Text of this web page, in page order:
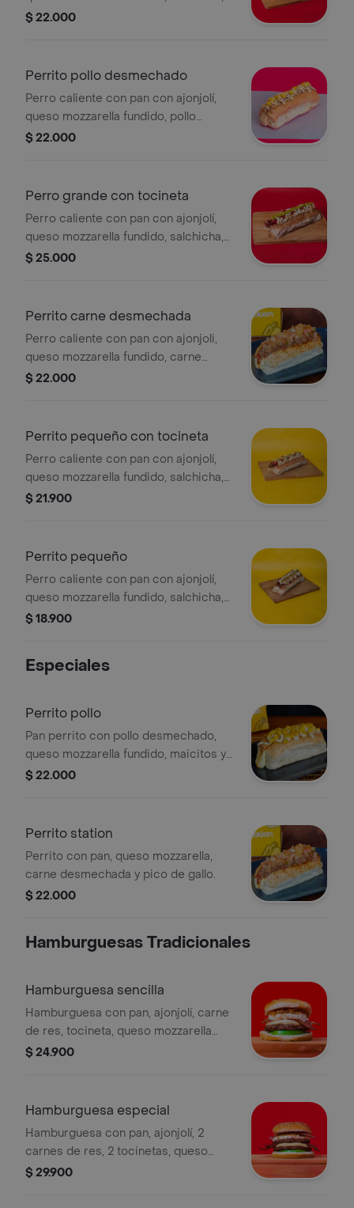
ensalada de repollo y ripio de papa .
$ 22.000
Perrito pollo desmechado
Perro caliente con pan con ajonjolí,
queso mozzarella fundido, pollo
desmechada en salsa de la casa y
$ 22.000
Perro grande con tocineta
Perro caliente con pan con ajonjolí,
queso mozzarella fundido, salchicha,
tocineta, ensalada de repollo y ripio
$ 25.000
Perrito carne desmechada
Perro caliente con pan con ajonjoli,
queso mozzarella fundido, carne
desmechada en salsa de la casa y
$ 22.000
Perrito pequeño con tocineta
Perro caliente con pan con ajonjolí,
queso mozzarella fundido, salchicha,
tocineta, ensalada de repollo.
$ 21.900
Perrito pequeño
Perro caliente con pan con ajonjolí,
queso mozzarella fundido, salchicha,
ensalada de repollo, ripio de papa.
$ 18.900
Especiales
Perrito pollo
Pan perrito con pollo desmechado,
queso mozzarella fundido, maicitos y
salsa de la casa.
$ 22.000
Perrito station
Perrito con pan, queso mozzarella,
carne desmechada y pico de gallo.
$ 22.000
Hamburguesas Tradicionales
Hamburguesa sencilla
Hamburguesa con pan, ajonjolí, carne
de res, tocineta, queso mozzarella
fundido, ensalada de repollo, ripio de
$ 24.900
Hamburguesa especial
Hamburguesa con pan, ajonjolí, 2
carnes de res, 2 tocinetas, queso
mozzarella fundido, ensalada de
$ 29.900